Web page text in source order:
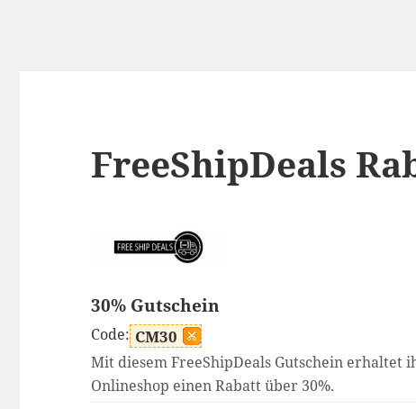
FreeShipDeals
30% Gutschein
Code: CM30
Mit diesem FreeShipDeals Gutschein erhaltet
Onlineshop einen Rabatt über 30%.